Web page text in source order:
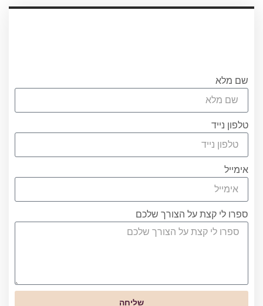
שם מלא
טלפון נייד
אימייל
ספרו לי קצת על הצורך שלכם
שליחה